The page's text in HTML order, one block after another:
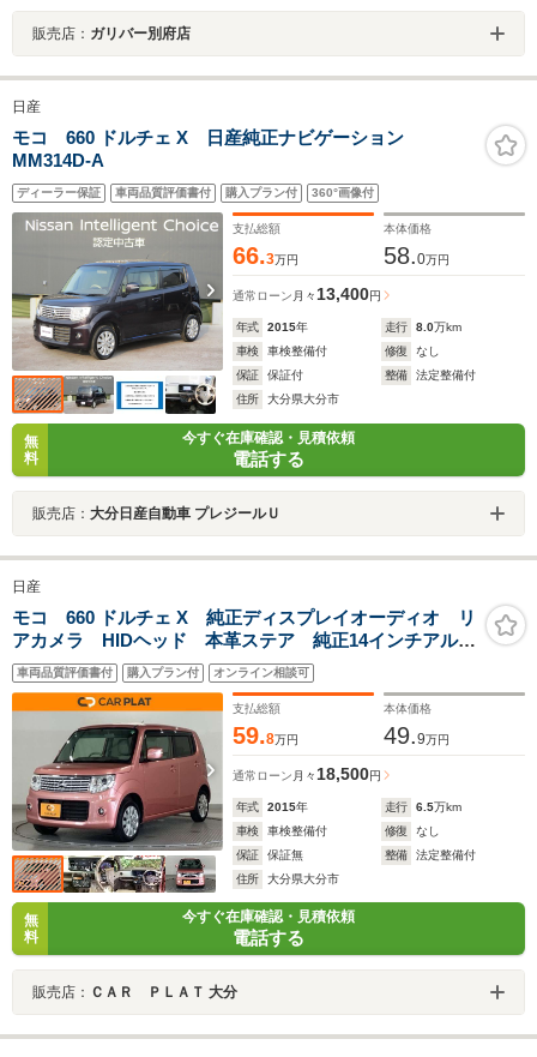
販売店： ガリバー別府店
日産
モコ 660 ドルチェ X 日産純正ナビゲーション
MM314D-A
ディーラー保証 車両品質評価書付 購入プラン付 360°画像付
支払総額
66.3万円
本体価格
58.0万円
通常ローン 月々 13,400円
年式 2015年 走行 8.0万km
車検
車検整備付 修復
なし
保証
保証付 整備
法定整備付
住所
大分県大分市
無
料
今すぐ在庫確認・見積依頼
電話する
販売店： 大分日産自動車 プレジールＵ
日産
モコ 660 ドルチェ X 純正ディスプレイオーディオ リ
アカメラ HIDヘッド 本革ステア 純正14インチアルミ
ホイール ETC スマートキー
車両品質評価書付 購入プラン付 オンライン相談可
支払総額
59.8万円
本体価格
49.9万円
通常ローン 月々 18,500円
年式 2015年 走行 6.5万km
車検
車検整備付 修復
なし
保証
保証無 整備
法定整備付
住所
大分県大分市
無
料
今すぐ在庫確認・見積依頼
電話する
販売店： ＣＡＲ ＰＬＡＴ 大分